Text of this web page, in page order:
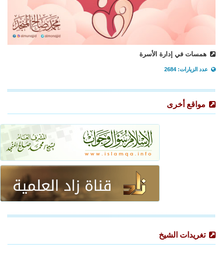
همسات في إدارة الأسرة
عدد الزيارات: 2684
مواقع أخرى
تغريدات الشيخ